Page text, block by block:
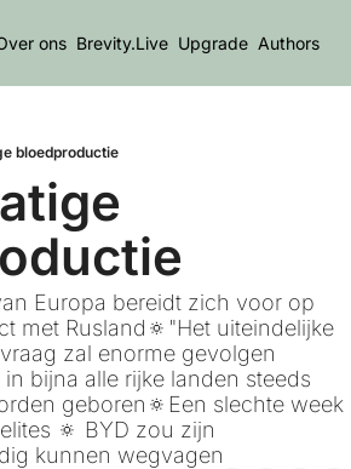
ons Brevity.Live Upgrade Authors
bloedproductie
Europa bereidt zich voor op
met Rusland🔅"Het uiteindelijke
zal enorme gevolgen
bijna alle rijke landen steeds
geboren🔅Een slechte week
🔅 BYD zou zijn
kunnen wegvagen